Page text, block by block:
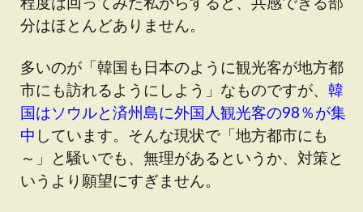
分はほとんどありません。
多いのが「韓国も日本のように観光客が地方都
市にも訪れるようにしよう」なものですが、 韓
国はソウルと済州島に外国人観光客の98％が集
中 しています。そんな現状で「地方都市にも
～」と騒いでも、無理があるというか、対策と
いうより願望にすぎません。